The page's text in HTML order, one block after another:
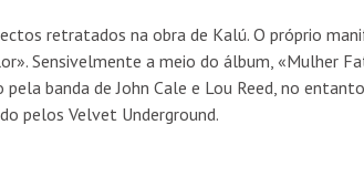
retratados na obra de Kalú. O próprio
Sensivelmente a meio do álbum, «Mulher
banda de John Cale e Lou Reed, no
pelos Velvet Underground.